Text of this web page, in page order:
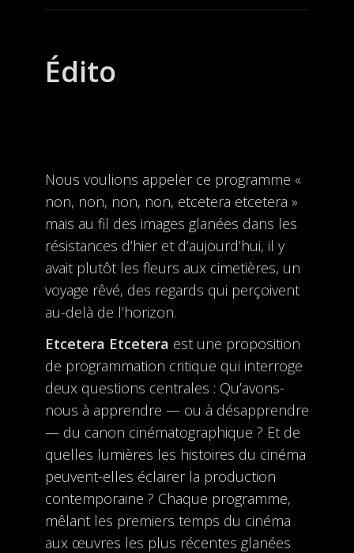
Édito
Nous voulions appeler ce programme «
non, non, non, non, etcetera etcetera »
mais au fil des images glanées dans les
résistances d’hier et d’aujourd’hui, il y
avait plutôt les fleurs aux cimetières, un
voyage rêvé, des regards qui perçoivent
au-delà de l’horizon.
Etcetera Etcetera est une proposition
de programmation critique qui interroge
deux questions centrales : Qu’avons-
nous à apprendre — ou à désapprendre
— du canon cinématographique ? Et de
quelles lumières les histoires du cinéma
peuvent-elles éclairer la production
contemporaine ? Chaque programme,
mêlant les premiers temps du cinéma
aux œuvres les plus récentes glanées